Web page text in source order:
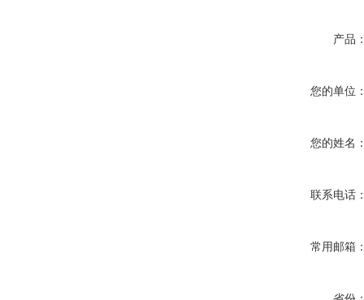
产品
您的单位
您的姓名
联系电话
常用邮箱